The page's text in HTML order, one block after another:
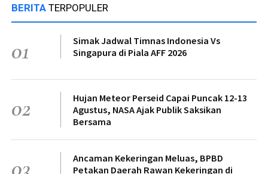
BERITA TERPOPULER
01
Simak Jadwal Timnas Indonesia Vs
Singapura di Piala AFF 2026
02
Hujan Meteor Perseid Capai Puncak 12-13
Agustus, NASA Ajak Publik Saksikan
Bersama
03
Ancaman Kekeringan Meluas, BPBD
Petakan Daerah Rawan Kekeringan di